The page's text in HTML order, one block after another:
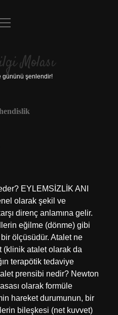
UyarıMolası
gününü şenlendir!
EYLEMSİZLİK ANI
olarak şekil ve
direnç anlamına gelir.
eğilme (dönme) gibi
ölçüsüdür. Atalet ne
(klinik atalet olarak da
terapötik tedaviye
prensibi nedir? Newton
olarak formüle
hareket durumunun, bir
bileşkesi (net kuvvet)